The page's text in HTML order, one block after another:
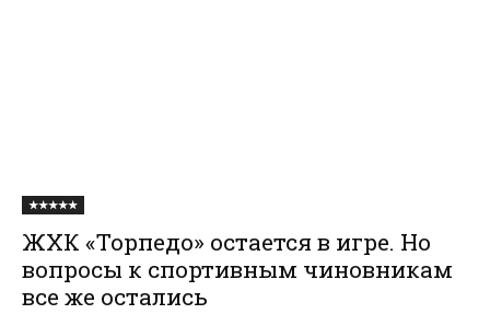
★★★★★
ЖХК «Торпедо» остается в игре. Но
вопросы к спортивным чиновникам
все же остались